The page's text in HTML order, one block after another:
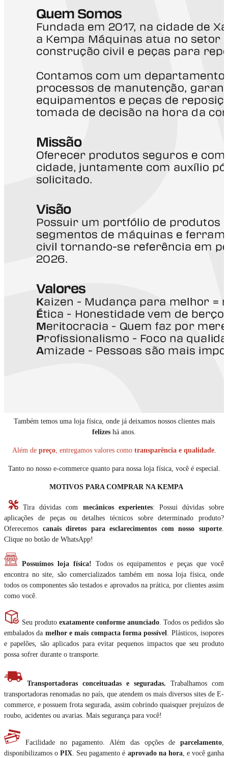
Também temos uma loja física, onde já deixamos nossos clientes mais
felizes há anos.
Além de preço, entregamos valores como transparência e qualidade.
Tanto no nosso e-commerce quanto para nossa loja física, você é especial.
MOTIVOS PARA COMPRAR NA KEMPA
Tira dúvidas com mecânicos experientes: Possui dúvidas sobre
aplicações de peças ou detalhes técnicos sobre determinado produto?
Oferecemos canais diretos para esclarecimentos com nosso suporte
Clique no botão de WhatsApp!
Possuímos loja física! Todos os equipamentos e peças que você
encontra no site, são comercializados também em nossa loja física, onde
todos os componentes são testados e aprovados na prática, por clientes assim
como você.
Seu produto exatamente conforme anunciado . Todos os pedidos são
embalados da melhor e mais compacta forma possível . Plásticos, isopores
e papelões, são aplicados para evitar pequenos impactos que seu produto
possa sofrer durante o transporte.
Transportadoras conceituadas e seguradas. Trabalhamos com
transportadoras renomadas no país, que atendem os mais diversos sites de E-
commerce, e possuem frota segurada, assim cobrindo quaisquer prejuízos de
roubo, acidentes ou avarias. Mais segurança para você!
Facilidade no pagamento. Além das opções de parcelamento
disponibilizamos oPIX . Seu pagamento é aprovado na hora, e você ganha